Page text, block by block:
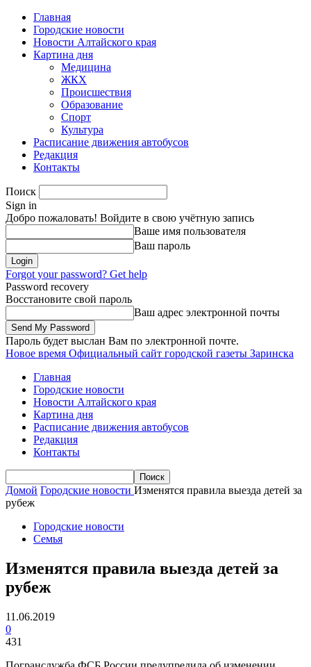
Главная
Городские новости
Новости Алтайского края
Картина дня
Медицина
ЖКХ
Происшествия
Образование
Спорт
Культура
Расписание движения автобусов
Редакция
Контакты
Поиск
Sign in
Добро пожаловать! Войдите в свою учётную запись
Ваше имя пользователя
Ваш пароль
Forgot your password? Get help
Password recovery
Восстановите свой пароль
Ваш адрес электронной почты
Пароль будет выслан Вам по электронной почте.
Новое время Официальный сайт городской газеты Заринска
Главная
Городские новости
Новости Алтайского края
Картина дня
Расписание движения автобусов
Редакция
Контакты
Домой Городские новости Изменятся правила выезда детей за
рубеж
Городские новости
Семья
Изменятся правила выезда детей за
рубеж
11.06.2019
0
431